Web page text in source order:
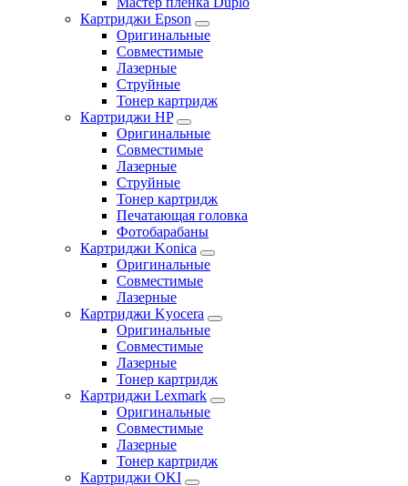
Картриджи Epson
Оригинальные
Совместимые
Лазерные
Струйные
Тонер картридж
Картриджи HP
Оригинальные
Совместимые
Лазерные
Струйные
Тонер картридж
Печатающая головка
Фотобарабаны
Картриджи Konica
Оригинальные
Совместимые
Лазерные
Картриджи Kyocera
Оригинальные
Совместимые
Лазерные
Тонер картридж
Картриджи Lexmark
Оригинальные
Совместимые
Лазерные
Тонер картридж
Картриджи OKI